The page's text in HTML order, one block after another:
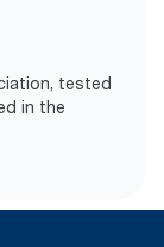
tested
in the